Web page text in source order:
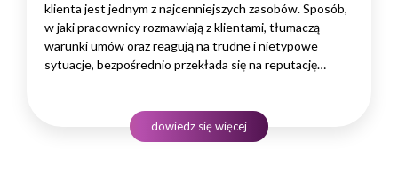
klienta jest jednym z najcenniejszych zasobów. Sposób,
w jaki pracownicy rozmawiają z klientami, tłumaczą
warunki umów oraz reagują na trudne i nietypowe
sytuacje, bezpośrednio przekłada się na reputację
produktowej, lecz także rozwiniętych kompetencji
komunikacyjnych, empatii…
dowiedz się więcej